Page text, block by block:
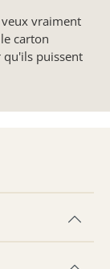
vraiment
carton
puissent